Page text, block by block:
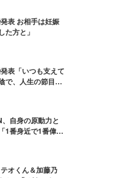
表 お相手は妊娠
た方と」
表「いつも支えて
で、人生の節目を
自身の原動力と
1番身近で1番偉大
オくん＆加藤乃